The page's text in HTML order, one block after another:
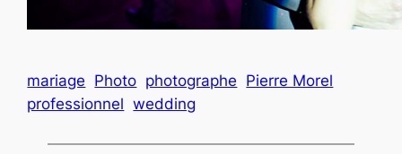
mariage Photo photographe Pierre Morel
professionnel wedding